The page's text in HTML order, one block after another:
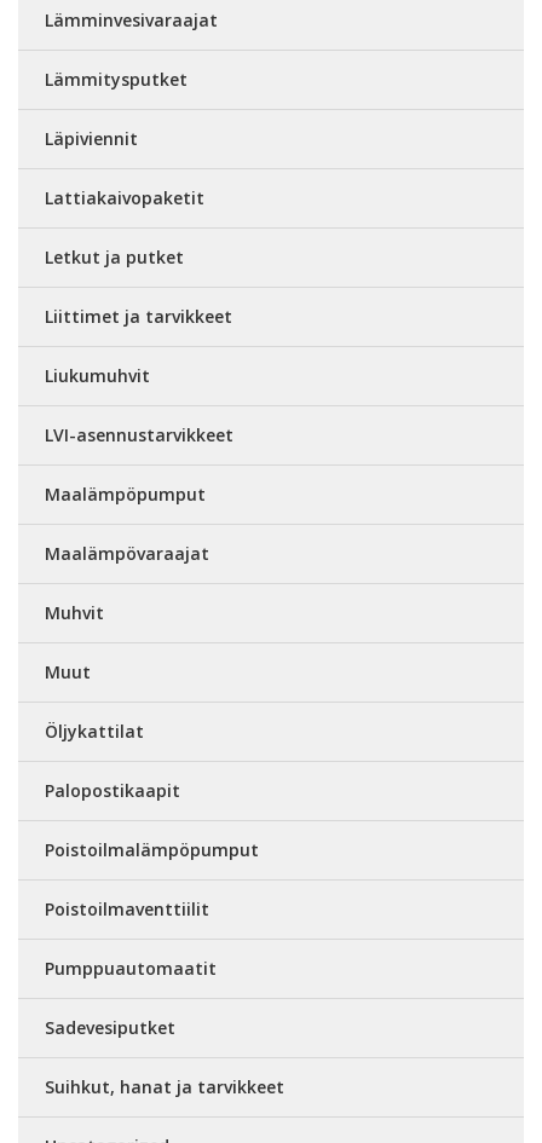
Lämminvesivaraajat
Lämmitysputket
Läpiviennit
Lattiakaivopaketit
Letkut ja putket
Liittimet ja tarvikkeet
Liukumuhvit
LVI-asennustarvikkeet
Maalämpöpumput
Maalämpövaraajat
Muhvit
Muut
Öljykattilat
Palopostikaapit
Poistoilmalämpöpumput
Poistoilmaventtiilit
Pumppuautomaatit
Sadevesiputket
Suihkut, hanat ja tarvikkeet